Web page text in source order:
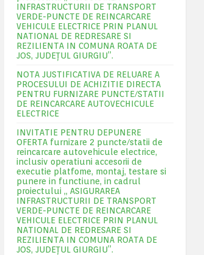
INFRASTRUCTURII DE TRANSPORT
VERDE-PUNCTE DE REINCARCARE
VEHICULE ELECTRICE PRIN PLANUL
NATIONAL DE REDRESARE SI
REZILIENTA IN COMUNA ROATA DE
JOS, JUDEŢUL GIURGIU”.
NOTA JUSTIFICATIVA DE RELUARE A
PROCESULUI DE ACHIZITIE DIRECTA
PENTRU FURNIZARE PUNCTE/STATII
DE REINCARCARE AUTOVECHICULE
ELECTRICE
INVITATIE PENTRU DEPUNERE
OFERTA furnizare 2 puncte/statii de
reincarcare autovehicule electrice,
inclusiv operatiuni accesorii de
executie platfome, montaj, testare si
punere in functiune, in cadrul
proiectului „ ASIGURAREA
INFRASTRUCTURII DE TRANSPORT
VERDE-PUNCTE DE REINCARCARE
VEHICULE ELECTRICE PRIN PLANUL
NATIONAL DE REDRESARE SI
REZILIENTA IN COMUNA ROATA DE
JOS, JUDEŢUL GIURGIU”.